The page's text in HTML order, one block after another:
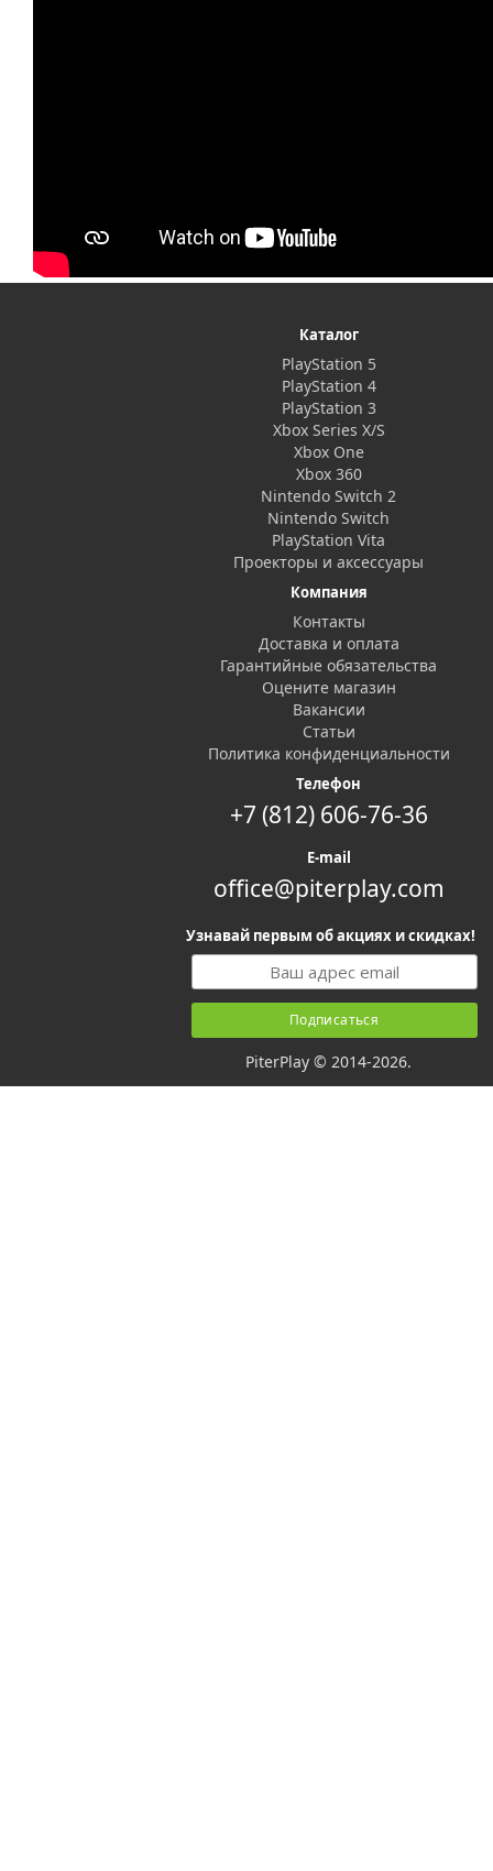
Каталог
PlayStation 5
PlayStation 4
PlayStation 3
Xbox Series X/S
Xbox One
Xbox 360
Nintendo Switch 2
Nintendo Switch
PlayStation Vita
Проекторы и аксессуары
Компания
Контакты
Доставка и оплата
Гарантийные обязательства
Оцените магазин
Вакансии
Статьи
Политика конфиденциальности
Телефон
+7 (812) 606-76-36
E-mail
office@piterplay.com
Узнавай первым об акциях и скидках!
PiterPlay © 2014-2026.